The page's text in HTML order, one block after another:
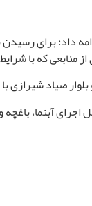
داد:برای رسیدن
منابعی که با
صیاد شیرازی
با هزینه ۳۵